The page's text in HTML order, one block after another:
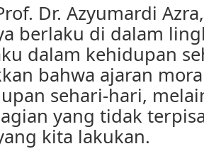
Dr. Azyumardi
berlaku di dalam
dalam kehidupan
bahwa ajaran
sehari-hari,
yang tidak
kita lakukan.